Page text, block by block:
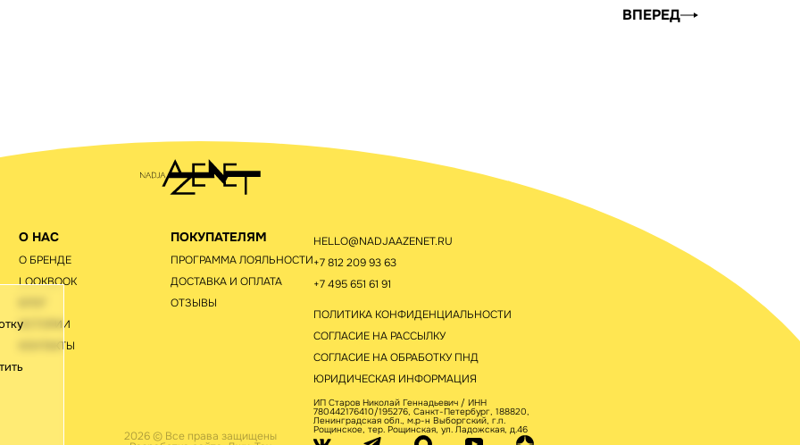
ВПЕРЕД
О НАС
О БРЕНДЕ
LOOKBOOK
ИСТОРИИ
КОНТАКТЫ
ПОКУПАТЕЛЯМ
ПРОГРАММА ЛОЯЛЬНОСТИ
ДОСТАВКА И ОПЛАТА
ОТЗЫВЫ
HELLO@NADJAAZENET.RU
+7 812 209 93 63
+7 495 651 61 91
ПОЛИТИКА КОНФИДЕНЦИАЛЬНОСТИ
СОГЛАСИЕ НА РАССЫЛКУ
СОГЛАСИЕ НА ОБРАБОТКУ ПНД
ЮРИДИЧЕСКАЯ ИНФОРМАЦИЯ
ИП Старов Николай Геннадьевич / ИНН
780442176410/195276, Санкт-Петербург, 188820,
Ленинградская обл., м.р-н Выборгский, г.п.
Рощинское, тер. Рощинская, ул. Ладожская, д.46
2026 © Все права защищены